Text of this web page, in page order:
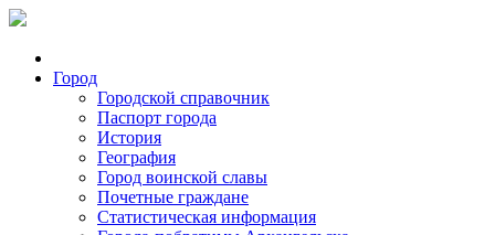
Город
Городской справочник
Паспорт города
История
География
Город воинской славы
Почетные граждане
Статистическая информация